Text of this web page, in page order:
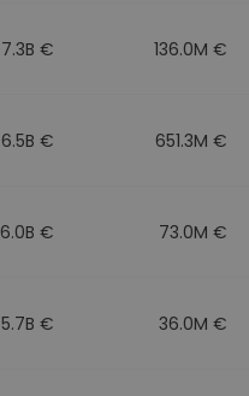
7.3B € 136.0M €
6.5B € 651.3M €
6.0B € 73.0M €
5.7B € 36.0M €